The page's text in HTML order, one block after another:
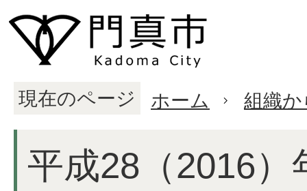
現在のページ ホーム 組織
平成28（2016）